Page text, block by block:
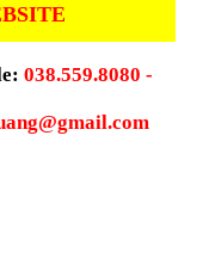
038.559.8080 -